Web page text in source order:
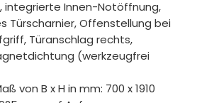
integrierte Innen-Notöffnung,
Türscharnier, Offenstellung bei
Türanschlag rechts,
(werkzeugfrei
von B x H in mm: 700 x 1910